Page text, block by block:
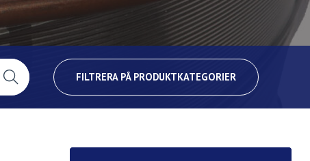
FILTRERA PÅ PRODUKTKATEGORIER